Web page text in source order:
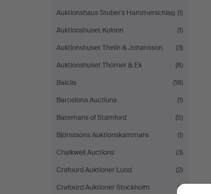
Auktionshaus Stuber's Hammerschlag (1)
Auktionshuset Kolonn
(1)
Auktionshuset Thelin & Johansson
(3)
Auktionshuset Thörner & Ek
(8)
Balclis
(18)
Barcelona Auctions
(1)
Batemans of Stamford
(5)
Björnssons Auktionskammare
(1)
Chalkwell Auctions
(3)
Crafoord Auktioner Lund
(2)
Crafoord Auktioner Stockholm
(1)